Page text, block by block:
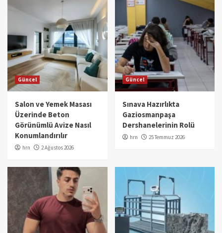
Güncel
Salon ve Yemek Masası
Üzerinde Beton
Görünümlü Avize Nasıl
Konumlandırılır
hrn 2 Ağustos 2026
Güncel
Sınava Hazırlıkta
Gaziosmanpaşa
Dershanelerinin Rolü
hrn 25 Temmuz 2026